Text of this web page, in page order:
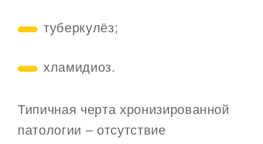
туберкулёз;
хламидиоз.
Типичная черта хронизированной
патологии – отсутствие